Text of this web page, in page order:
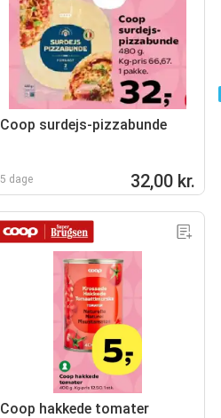
Coop surdejs-pizzabunde
5 dage 32,00 kr.
Coop hakkede tomater